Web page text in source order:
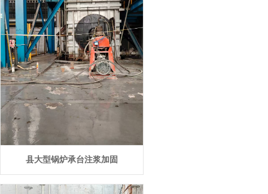
县大型锅炉承台注浆加固